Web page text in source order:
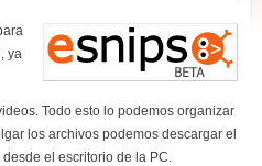
ya
Todo esto lo podemos organizar
los archivos podemos descargar el
el escritorio de la PC.